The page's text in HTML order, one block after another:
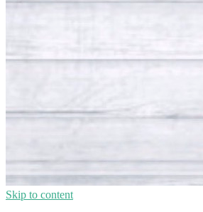
Skip to content